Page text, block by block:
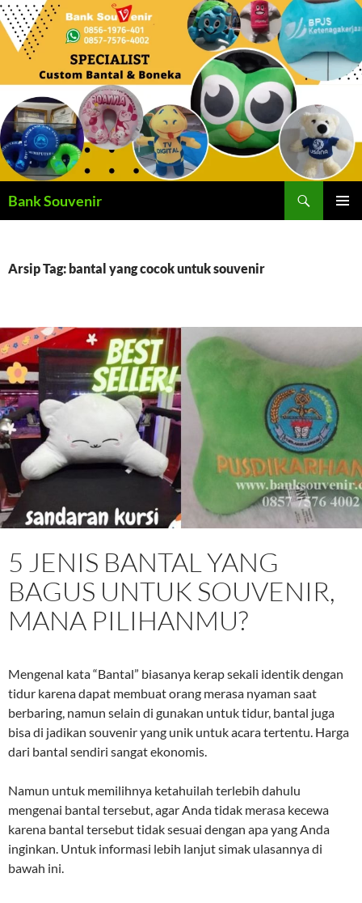
Langsung
ke
Bank Souvenir
Arsip Tag: bantal yang cocok untuk souvenir
5 JENIS BANTAL YANG
BAGUS UNTUK SOUVENIR,
MANA PILIHANMU?
Mengenal kata “Bantal” biasanya kerap sekali identik dengan
tidur karena dapat membuat orang merasa nyaman saat
berbaring, namun selain di gunakan untuk tidur, bantal juga
bisa di jadikan souvenir yang unik untuk acara tertentu. Harga
dari bantal sendiri sangat ekonomis.
Namun untuk memilihnya ketahuilah terlebih dahulu
mengenai bantal tersebut, agar Anda tidak merasa kecewa
karena bantal tersebut tidak sesuai dengan apa yang Anda
inginkan. Untuk informasi lebih lanjut simak ulasannya di
bawah ini.